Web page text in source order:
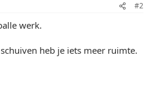
#2
werk.
heb je iets meer ruimte.